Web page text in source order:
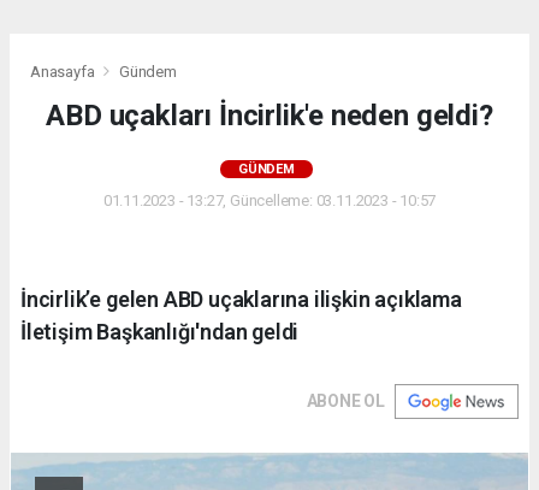
Anasayfa Gündem
ABD uçakları İncirlik'e neden geldi?
GÜNDEM
01.11.2023 - 13:27, Güncelleme: 03.11.2023 - 10:57
İncirlik’e gelen ABD uçaklarına ilişkin açıklama
İletişim Başkanlığı'ndan geldi
ABONE OL